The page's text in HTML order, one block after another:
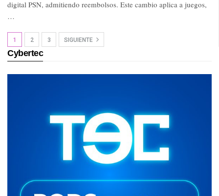
digital PSN, admitiendo reembolsos. Este cambio aplica a juegos,
…
1 2 3 SIGUIENTE
Cybertec